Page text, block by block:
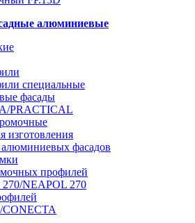
алюминиевые
специальные
фасады
PRACTICAL
изготовления
фасадов
профилей
NEAPOL 270